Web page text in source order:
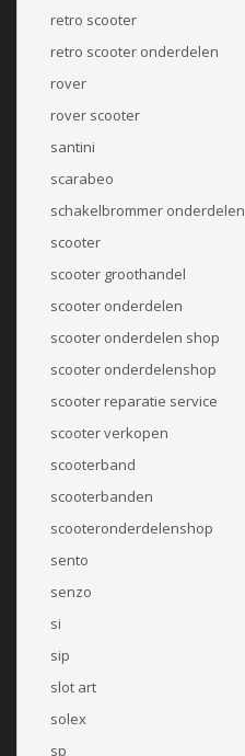
retro scooter
retro scooter onderdelen
rover
rover scooter
santini
scarabeo
schakelbrommer onderdelen
scooter
scooter groothandel
scooter onderdelen
scooter onderdelen shop
scooter onderdelenshop
scooter reparatie service
scooter verkopen
scooterband
scooterbanden
scooteronderdelenshop
sento
senzo
si
sip
slot art
solex
sp